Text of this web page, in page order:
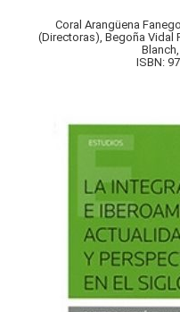
Coral Arangüena
(Directoras), Begoña Vidal
ISBN: